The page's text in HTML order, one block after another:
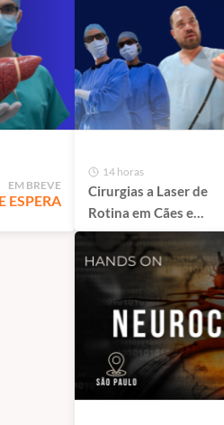
EM BREVE
ESPERA
14 horas
Cirurgias a Laser de
Rotina em Cães e
Gatos | São Paulo